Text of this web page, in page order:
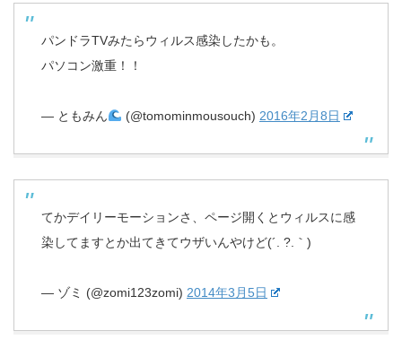
パンドラTVみたらウィルス感染したかも。
パソコン激重！！
— ともみん (@tomominmousouch) 2016年2月8日
てかデイリーモーションさ、ページ開くとウィルスに感
染してますとか出てきてウザいんやけど(´. ?.｀)
— ゾミ (@zomi123zomi) 2014年3月5日